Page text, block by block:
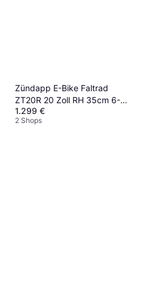
Zündapp E-Bike Faltrad
ZT20R 20 Zoll RH 35cm 6-
Gang 468 Wh grau grün
1.299 €
2 Shops